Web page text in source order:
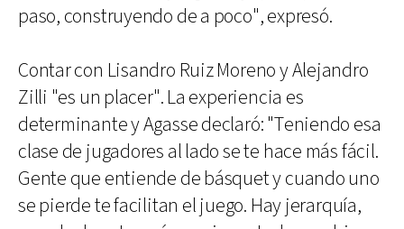
paso, construyendo de a poco", expresó.
Contar con Lisandro Ruiz Moreno y Alejandro
Zilli "es un placer". La experiencia es
determinante y Agasse declaró: "Teniendo esa
clase de jugadores al lado se te hace más fácil.
Gente que entiende de básquet y cuando uno
se pierde te facilitan el juego. Hay jerarquía,